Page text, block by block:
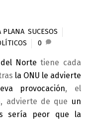
PLANA ,SUCESOS
0
Norte tiene cada
la ONU le advierte
provocación, el
advierte de que un
sería peor que la